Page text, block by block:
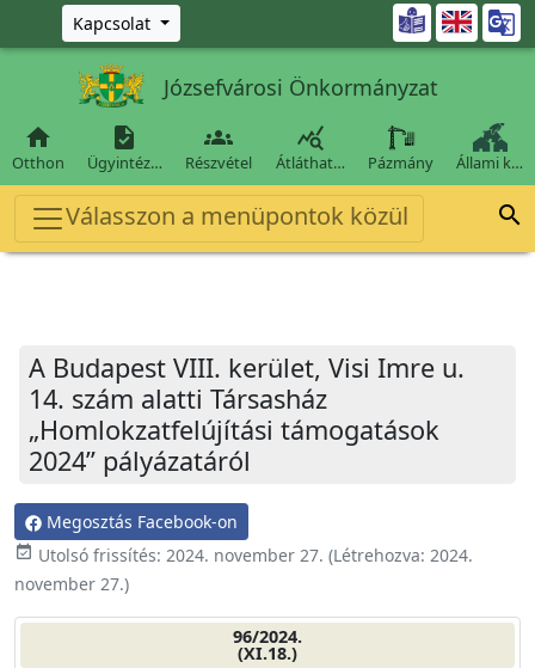
Ugrás a fő tartalomra
Kapcsolat 
Józsefvárosi Önkormányzat

Otthon

Ügyintéz…

Részvétel

Átláthat… Pázmány Állami k…
Válasszon a menüpontok közül 
A Budapest VIII. kerület, Visi Imre u.
14. szám alatti Társasház
„Homlokzatfelújítási támogatások
2024” pályázatáról
Megosztás Facebook-on
event_available Utolsó frissítés: 2024. november 27. (Létrehozva: 2024.
november 27.)
96/2024.
(XI.18.)